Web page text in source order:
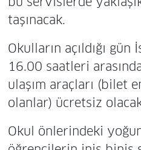
taşınacak.
Okulların açıldığı
16.00 saatleri
ulaşım araçları (bilet
olanlar) ücretsiz
Okul önlerindeki